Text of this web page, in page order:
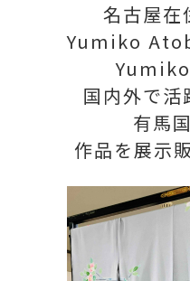
名古屋在
Yumiko
国内外で活
有馬
作品を展示